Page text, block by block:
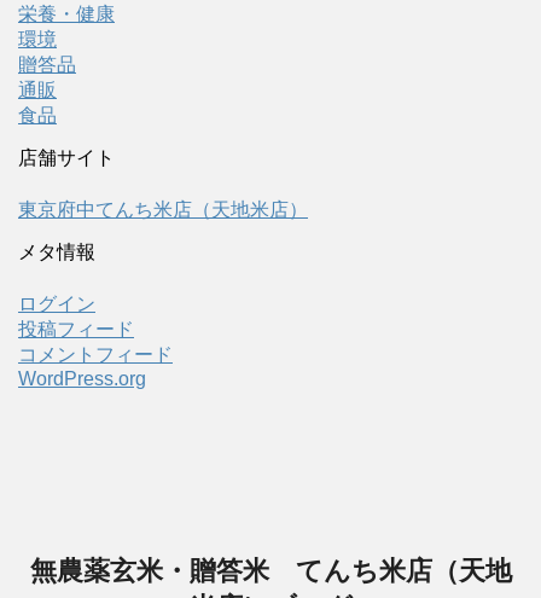
栄養・健康
環境
贈答品
通販
食品
店舗サイト
東京府中てんち米店（天地米店）
メタ情報
ログイン
投稿フィード
コメントフィード
WordPress.org
無農薬玄米・贈答米 てんち米店（天地